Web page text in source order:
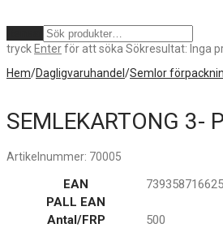
tryck Enterför att söka Sökresultat: Inga
Hem/Dagligvaruhandel /Semlor
SEMLEKARTONG 3-
Artikelnummer: 70005
EAN
739358716625
PALL EAN
Antal/FRP
500